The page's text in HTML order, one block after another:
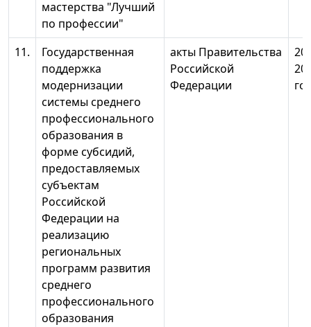
мастерства "Лучший
по профессии"
11.
Государственная
поддержка
модернизации
системы среднего
профессионального
образования в
форме субсидий,
предоставляемых
субъектам
Российской
Федерации на
реализацию
региональных
программ развития
среднего
профессионального
образования
акты Правительства
Российской
Федерации